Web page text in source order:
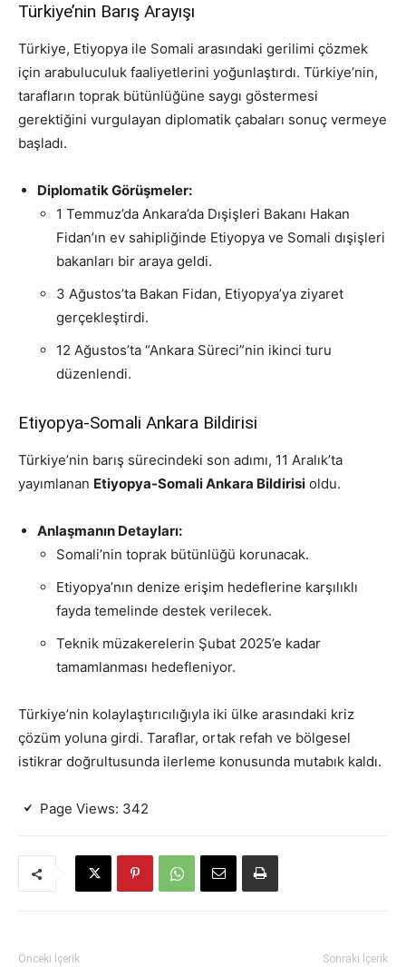
Türkiye’nin Barış Arayışı
Türkiye, Etiyopya ile Somali arasındaki gerilimi çözmek
için arabuluculuk faaliyetlerini yoğunlaştırdı. Türkiye’nin,
tarafların toprak bütünlüğüne saygı göstermesi
gerektiğini vurgulayan diplomatik çabaları sonuç vermeye
başladı.
Diplomatik Görüşmeler:
1 Temmuz’da Ankara’da Dışişleri Bakanı Hakan
Fidan’ın ev sahipliğinde Etiyopya ve Somali dışişleri
bakanları bir araya geldi.
3 Ağustos’ta Bakan Fidan, Etiyopya’ya ziyaret
gerçekleştirdi.
12 Ağustos’ta “Ankara Süreci”nin ikinci turu
düzenlendi.
Etiyopya-Somali Ankara Bildirisi
Türkiye’nin barış sürecindeki son adımı, 11 Aralık’ta
yayımlanan Etiyopya-Somali Ankara Bildirisi oldu.
Anlaşmanın Detayları:
Somali’nin toprak bütünlüğü korunacak.
Etiyopya’nın denize erişim hedeflerine karşılıklı
fayda temelinde destek verilecek.
Teknik müzakerelerin Şubat 2025’e kadar
tamamlanması hedefleniyor.
Türkiye’nin kolaylaştırıcılığıyla iki ülke arasındaki kriz
çözüm yoluna girdi. Taraflar, ortak refah ve bölgesel
istikrar doğrultusunda ilerleme konusunda mutabık kaldı.
Page Views: 342
Önceki İçerik Sonraki İçerik